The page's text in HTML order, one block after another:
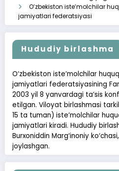
O’zbekiston iste’molchilar
jamiyatlari federatsiyasi
Hududiy birlashma
O‘zbekiston iste’molchilar
jamiyatlari federatsiyasining
2003 yil 8 yanvardagi ta’sis
etilgan. Viloyat birlashmasi
15 ta tuman) iste’molchilar
jamiyatlari kiradi. Hududiy
Burxoniddin Marg‘inoniy
joylashgan.